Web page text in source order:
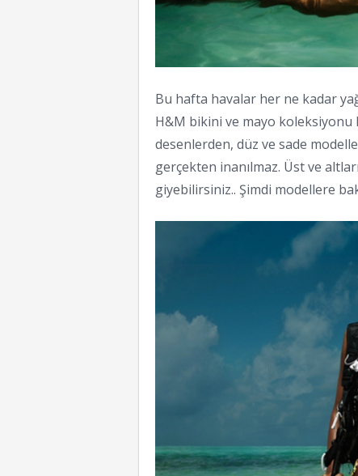
Bu hafta havalar her ne kadar
H&M bikini ve mayo
desenlerden, düz ve sade
gerçekten inanılmaz. Üst ve
giyebilirsiniz.. Şimdi modellere